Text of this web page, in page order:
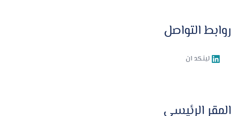
روابط التواصل
لينكد ان
المقر الرئيسي